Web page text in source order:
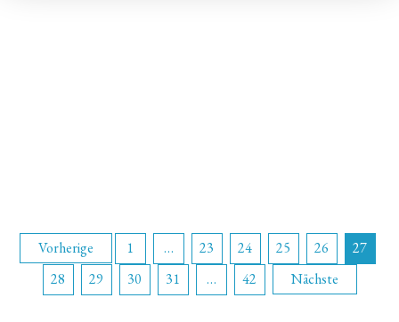
Seitennummerierung
der
Vorherige 1 … 23 24 25 26
27
28
29 30 31 … 42 Nächste